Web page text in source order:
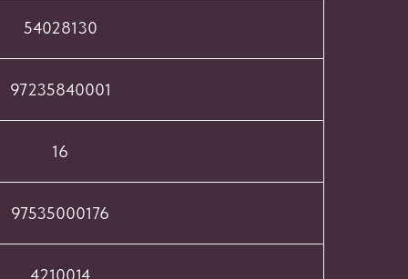
54028130
97235840001
16
97535000176
4210014